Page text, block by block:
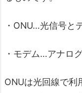
・ONU…光信号と
・モデム…アナロ
ONUは光回線で利